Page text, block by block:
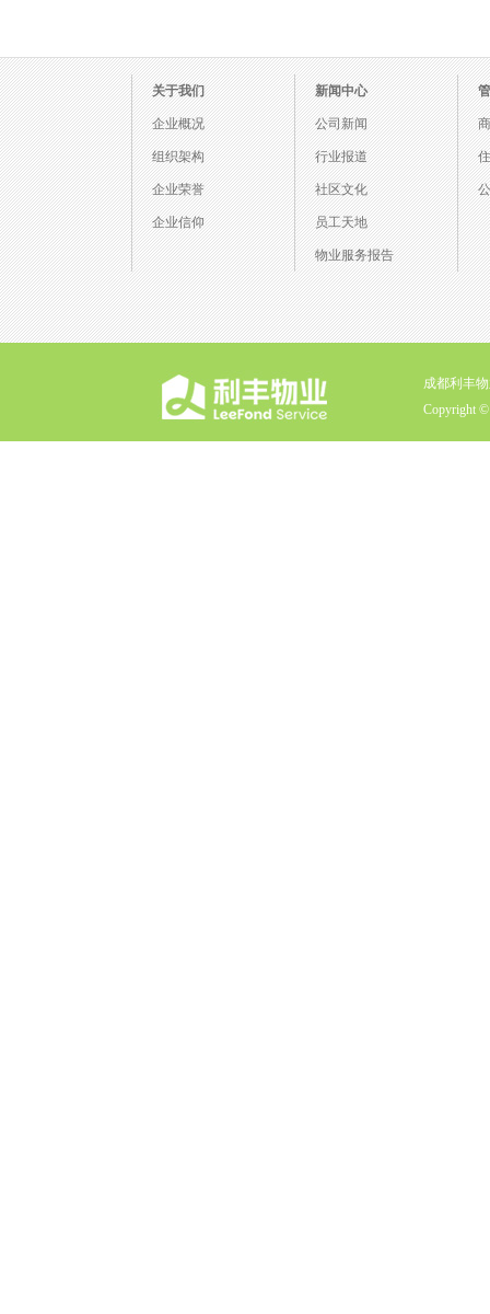
关于我们
企业概况
组织架构
企业荣誉
企业信仰
新闻中心
公司新闻
行业报道
社区文化
员工天地
物业服务报告
成都利丰
Copyright